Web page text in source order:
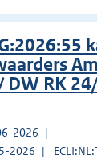
DW RK
2026
2026